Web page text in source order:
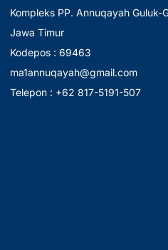
Kompleks PP. Annuqayah Guluk-
Jawa Timur
Kodepos : 69463
ma1annuqayah@gmail.com
Telepon : +62 817-5191-507